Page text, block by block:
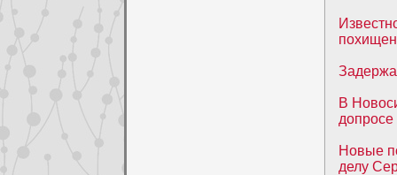
В
Новые
делу